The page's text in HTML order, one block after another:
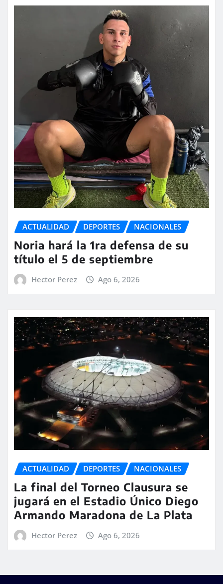
ACTUALIDAD DEPORTES NACIONALES
Noria hará la 1ra defensa de su
título el 5 de septiembre
Hector Perez Ago 6, 2026
ACTUALIDAD DEPORTES NACIONALES
La final del Torneo Clausura se
jugará en el Estadio Único Diego
Armando Maradona de La Plata
Hector Perez Ago 6, 2026